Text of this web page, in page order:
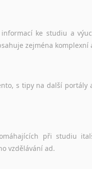
informací ke studiu a
zejména komplexní
s tipy na další portály
při studiu
vzdělávání ad.